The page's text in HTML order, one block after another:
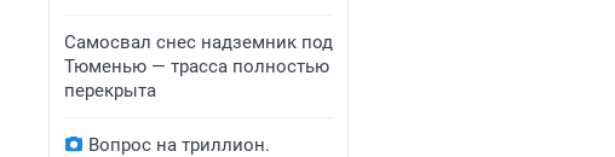
Самосвал снес надземник под
Тюменью — трасса полностью
перекрыта
Вопрос на триллион.